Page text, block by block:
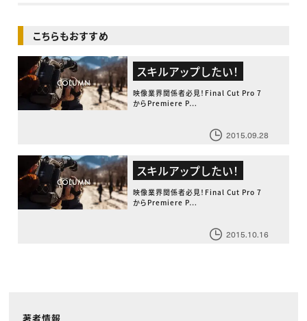
こちらもおすすめ
スキルアップしたい！
映像業界関係者必見！Final Cut Pro 7
からPremiere P…
2015.09.28
スキルアップしたい！
映像業界関係者必見！Final Cut Pro 7
からPremiere P…
2015.10.16
著者情報